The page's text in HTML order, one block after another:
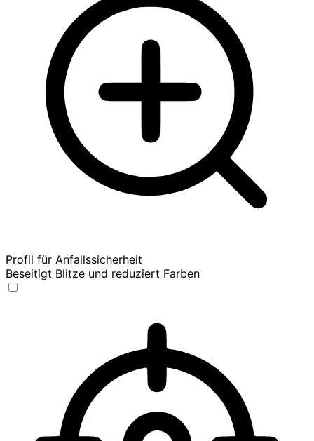
Profil für Anfallssicherheit
Beseitigt Blitze und reduziert Farben